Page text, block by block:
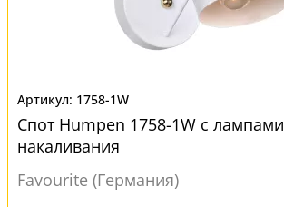
1758-1W
Спот Humpen 1758-1W с лампами
накаливания
Favourite (Германия)